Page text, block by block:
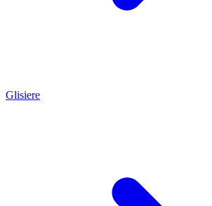
Glisiere